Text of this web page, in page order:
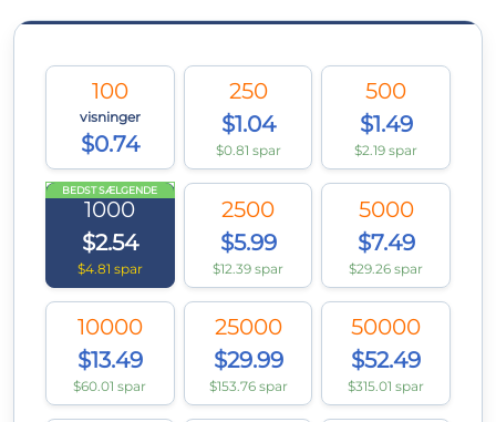
100
visninger
$0.74
250
$1.04
$0.81 spar
500
$1.49
$2.19 spar
BEDST SÆLGENDE
1000
$2.54
$4.81 spar
2500
$5.99
$12.39 spar
5000
$7.49
$29.26 spar
10000
$13.49
$60.01 spar
25000
$29.99
$153.76 spar
50000
$52.49
$315.01 spar